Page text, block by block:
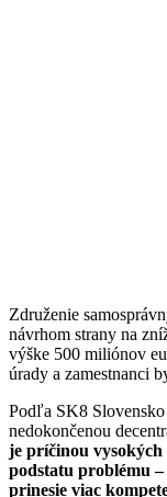
Združenie
návrhom strany na
výške 500 miliónov
úrady a zamestnanci
Podľa SK8 Slovensko
nedokončenou
je príčinou vysokých
podstatu problému
prinesie viac